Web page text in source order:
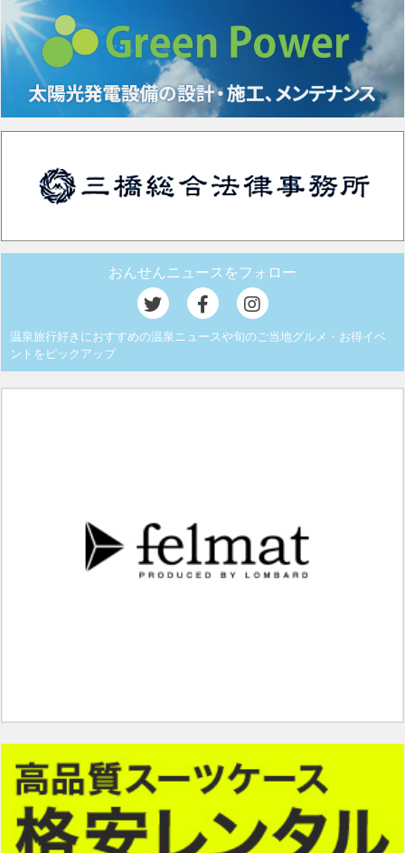
おんせんニュースをフォロー
温泉旅行好きにおすすめの温泉ニュースや旬のご当地グルメ・お得イベ
ントをピックアップ